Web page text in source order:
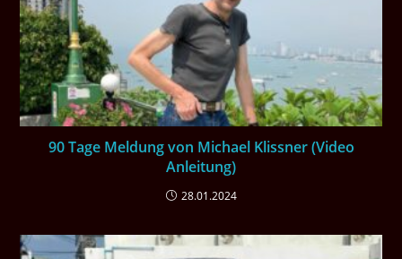
90 Tage Meldung von Michael Klissner (Video
Anleitung)
28.01.2024